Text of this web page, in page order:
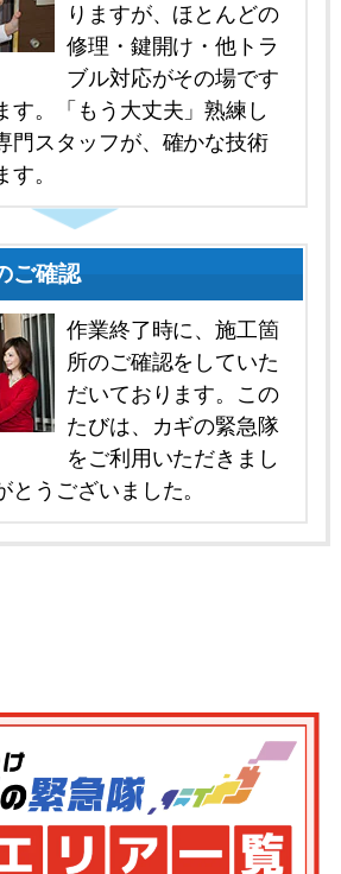
りますが、ほとんどの
修理・鍵開け・他トラ
ブル対応がその場です
す。「もう大丈夫」熟練し
門スタッフが、確かな技術
。
ご確認
作業終了時に、施工箇
所のご確認をしていた
だいております。この
たびは、カギの緊急隊
をご利用いただきまし
とうございました。